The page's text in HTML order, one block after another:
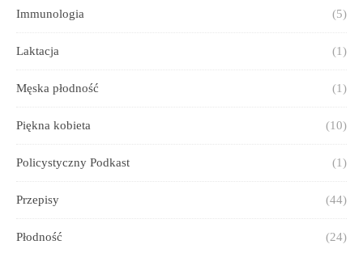
Immunologia (5)
Laktacja (1)
Męska płodność (1)
Piękna kobieta (10)
Policystyczny Podkast (1)
Przepisy (44)
Płodność (24)